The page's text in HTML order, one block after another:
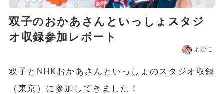
双子のおかあさんといっしょスタジ
オ収録参加レポート
よぴこ
双子とNHKおかあさんといっしょのスタジオ収録
（東京）に参加してきました！